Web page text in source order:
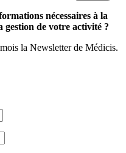
nécessaires à la
de votre activité ?
la Newsletter de Médicis.